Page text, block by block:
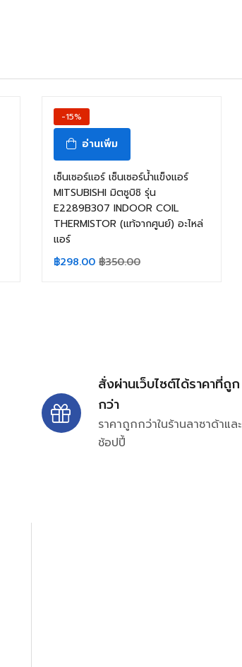
-15%
อ่านเพิ่ม
เซ็นเซอร์แอร์ เซ็นเซอร์น้ำแข็งแอร์
MITSUBISHI มิตซูบิชิ รุ่น
E2289B307 INDOOR COIL
THERMISTOR (แท้จากศูนย์) อะไหล่
แอร์
฿298.00 ฿350.00
สั่งผ่านเว็บไซต์ได้ราคาที่ถูก
กว่า
ราคาถูกกว่าในร้านลาซาด้าและ
ช้อปปี้